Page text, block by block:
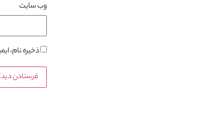
وب‌ سایت
ذخیره نام،